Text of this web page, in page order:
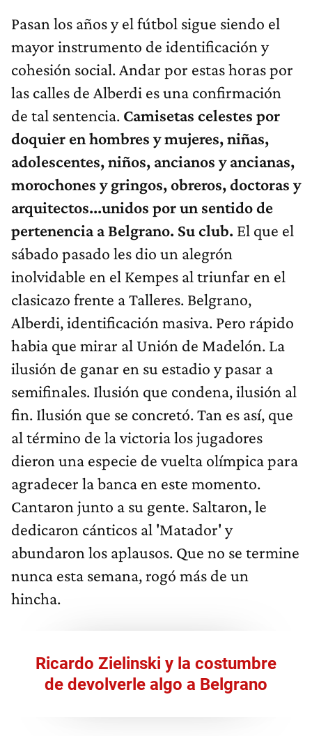
Pasan los años y el fútbol sigue siendo el
mayor instrumento de identificación y
cohesión social. Andar por estas horas por
las calles de Alberdi es una confirmación
de tal sentencia. Camisetas celestes por
doquier en hombres y mujeres, niñas,
adolescentes, niños, ancianos y ancianas,
morochones y gringos, obreros, doctoras y
arquitectos...unidos por un sentido de
pertenencia a Belgrano. Su club. El que el
sábado pasado les dio un alegrón
inolvidable en el Kempes al triunfar en el
clasicazo frente a Talleres. Belgrano,
Alberdi, identificación masiva. Pero rápido
habia que mirar al Unión de Madelón. La
ilusión de ganar en su estadio y pasar a
semifinales. Ilusión que condena, ilusión al
fin. Ilusión que se concretó. Tan es así, que
al término de la victoria los jugadores
dieron una especie de vuelta olímpica para
agradecer la banca en este momento.
Cantaron junto a su gente. Saltaron, le
dedicaron cánticos al 'Matador' y
abundaron los aplausos. Que no se termine
nunca esta semana, rogó más de un
hincha.
Ricardo Zielinski y la costumbre
de devolverle algo a Belgrano